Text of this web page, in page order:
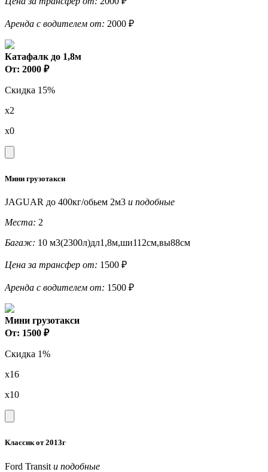
Аренда с водителем от: 2000 ₽
Катафалк до 1,8м
От: 2000 ₽
Скидка 15%
x2
x0
Мини грузотакси
JAGUAR до 400кг/обьем 2м3 и подобные
Места: 2
Багаж: 10 м3(2300л)дл1,8м,ши112см,вы88см
Цена за трансфер от: 1500 ₽
Аренда с водителем от: 1500 ₽
Мини грузотакси
От: 1500 ₽
Скидка 1%
x16
x10
Классик от 2013г
Ford Transit и подобные